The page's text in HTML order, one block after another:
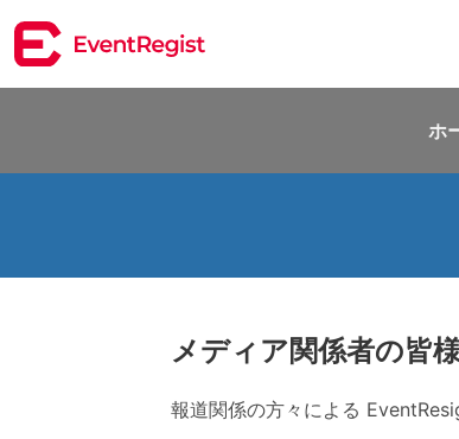
ホ
メディア関係者の皆
報道関係の方々による